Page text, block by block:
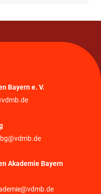
Bayern e. V.
Akademie Bayern